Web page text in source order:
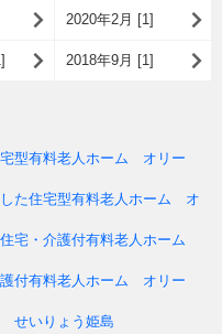
2020年2月 [1]
2018年9月 [1]
型有料老人ホーム オリー
た住宅型有料老人ホーム オ
宅・介護付有料老人ホーム
付有料老人ホーム オリー
せいりょう姫島